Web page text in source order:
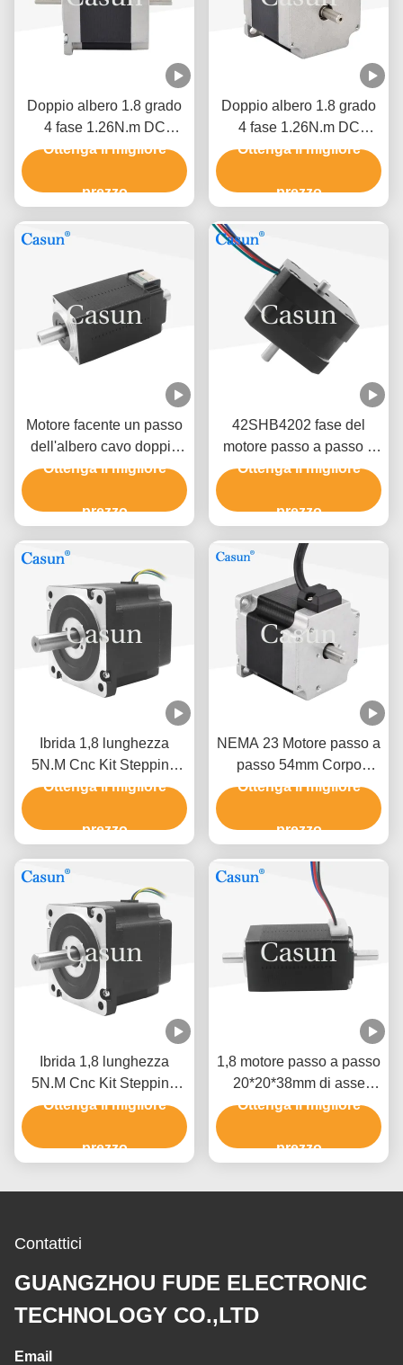
Doppio albero 1.8 grado
4 fase 1.26N.m DC
NEMA 23 Hybrid Stepper
Ottenga il migliore
prezzo
Doppio albero 1.8 grado
4 fase 1.26N.m DC
NEMA 23 Hybrid Stepper
Ottenga il migliore
prezzo
Motore facente un passo
dell'albero cavo doppio
del NEMA 11 per la
28x28x38.5mm
Ottenga il migliore
prezzo
42SHB4202 fase del
motore passo a passo 2
del NEMA 17 0,9 gradi di
per attrezzatura astuta
Ottenga il migliore
prezzo
Ibrida 1,8 lunghezza
5N.M Cnc Kit Stepping
Motor del motore passo a
grado 86mm
Ottenga il migliore
prezzo
NEMA 23 Motore passo a
passo 54mm Corpo
1.26N.m 2.8A Doppio
Ottenga il migliore
prezzo
Ibrida 1,8 lunghezza
5N.M Cnc Kit Stepping
Motor del motore passo a
grado 86mm
Ottenga il migliore
prezzo
1,8 motore passo a passo
20*20*38mm di asse
doppio del NEMA 8 di
Ottenga il migliore
prezzo
Contattici
GUANGZHOU FUDE ELECTRONIC
TECHNOLOGY CO.,LTD
Email